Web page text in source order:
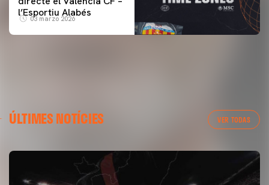
l’Esportiu Alabés
03 marzo 2026
ÚLTIMES NOTÍCIES VER TODAS